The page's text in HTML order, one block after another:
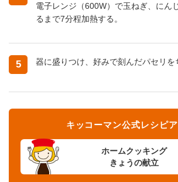
電子レンジ（600W）で玉ねぎ、にん
るまで7分程加熱する。
5 器に盛りつけ、好みで刻んだパセリを
ホームクッキング
きょうの献立
キッコーマン公式レシピア